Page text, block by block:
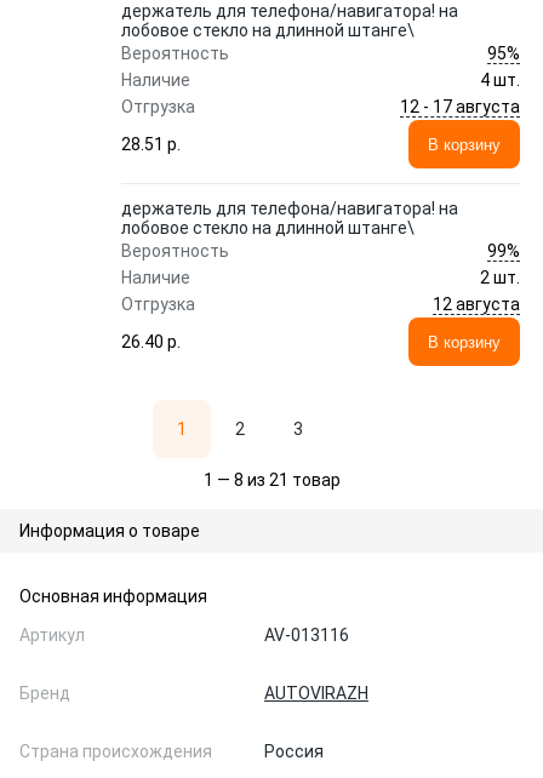
держатель для телефона/навигатора! на
лобовое стекло на длинной штанге\
Вероятность
95%
Наличие
4 шт.
Отгрузка
12 - 17 августа
28.51 p.
В корзину
держатель для телефона/навигатора! на
лобовое стекло на длинной штанге\
Вероятность
99%
Наличие
2 шт.
Отгрузка
12 августа
26.40 p.
В корзину
1 2 3
1 — 8 из 21 товар
Информация о товаре
Основная информация
Артикул
AV-013116
Бренд AUTOVIRAZH
Страна происхождения Россия